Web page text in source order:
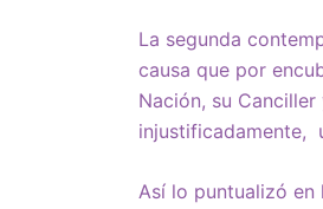
La segunda
causa que por
Nación, su
injustificadamente,
Así lo puntualizó en